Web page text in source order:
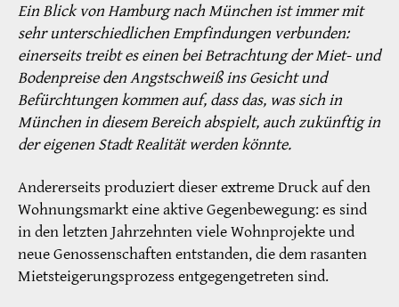
Ein Blick von Hamburg nach München ist immer mit
sehr unterschiedlichen Empfindungen verbunden:
einerseits treibt es einen bei Betrachtung der Miet- und
Bodenpreise den Angstschweiß ins Gesicht und
Befürchtungen kommen auf, dass das, was sich in
München in diesem Bereich abspielt, auch zukünftig in
der eigenen Stadt Realität werden könnte.
Andererseits produziert dieser extreme Druck auf den
Wohnungsmarkt eine aktive Gegenbewegung: es sind
in den letzten Jahrzehnten viele Wohnprojekte und
neue Genossenschaften entstanden, die dem rasanten
Mietsteigerungsprozess entgegengetreten sind.